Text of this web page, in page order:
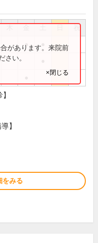
祝
●
があります。来院前
さい。
×閉じる
】
をみる